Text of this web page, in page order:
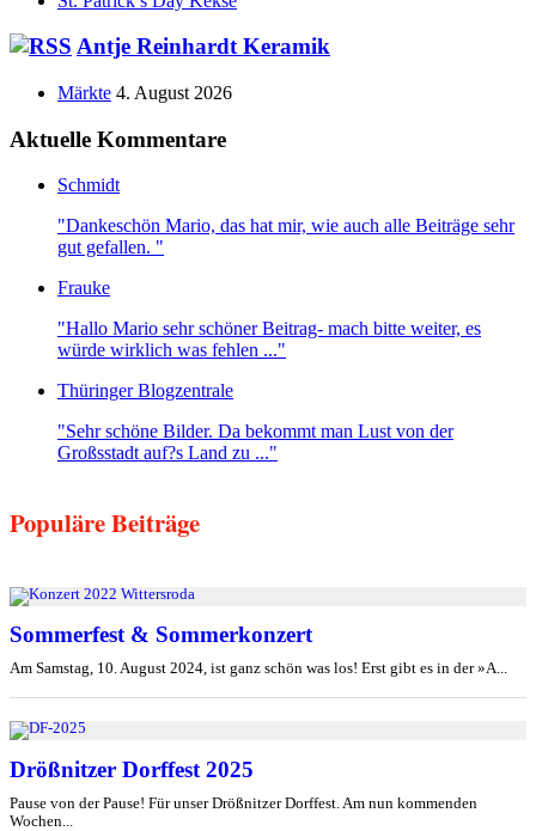
Antje Reinhardt Keramik
Märkte 4. August 2026
Aktuelle Kommentare
Schmidt
"Dankeschön Mario, das hat mir, wie auch alle Beiträge sehr
gut gefallen. "
Frauke
"Hallo Mario sehr schöner Beitrag- mach bitte weiter, es
würde wirklich was fehlen ..."
Thüringer Blogzentrale
"Sehr schöne Bilder. Da bekommt man Lust von der
Großsstadt auf?s Land zu ..."
Populäre Beiträge
Sommerfest & Sommerkonzert
Am Samstag, 10. August 2024, ist ganz schön was los! Erst gibt es in der »A...
Drößnitzer Dorffest 2025
Pause von der Pause! Für unser Drößnitzer Dorffest. Am nun kommenden
Wochen...